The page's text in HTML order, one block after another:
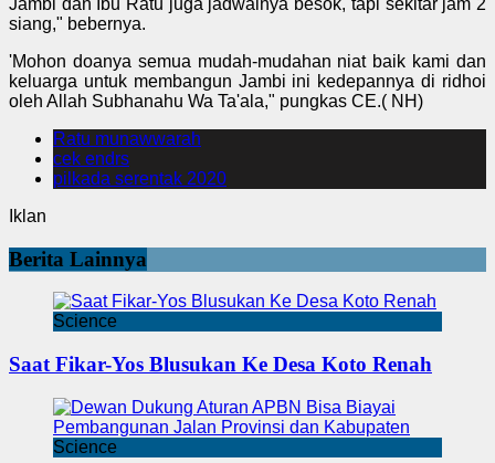
siang," bebernya.
'Mohon doanya semua mudah-mudahan niat baik kami dan
keluarga untuk membangun Jambi ini kedepannya di ridhoi
oleh Allah Subhanahu Wa Ta'ala," pungkas CE.( NH)
Ratu munawwarah
cek endrs
pilkada serentak 2020
Iklan
Berita Lainnya
Science
Saat Fikar-Yos Blusukan Ke Desa Koto Renah
Science